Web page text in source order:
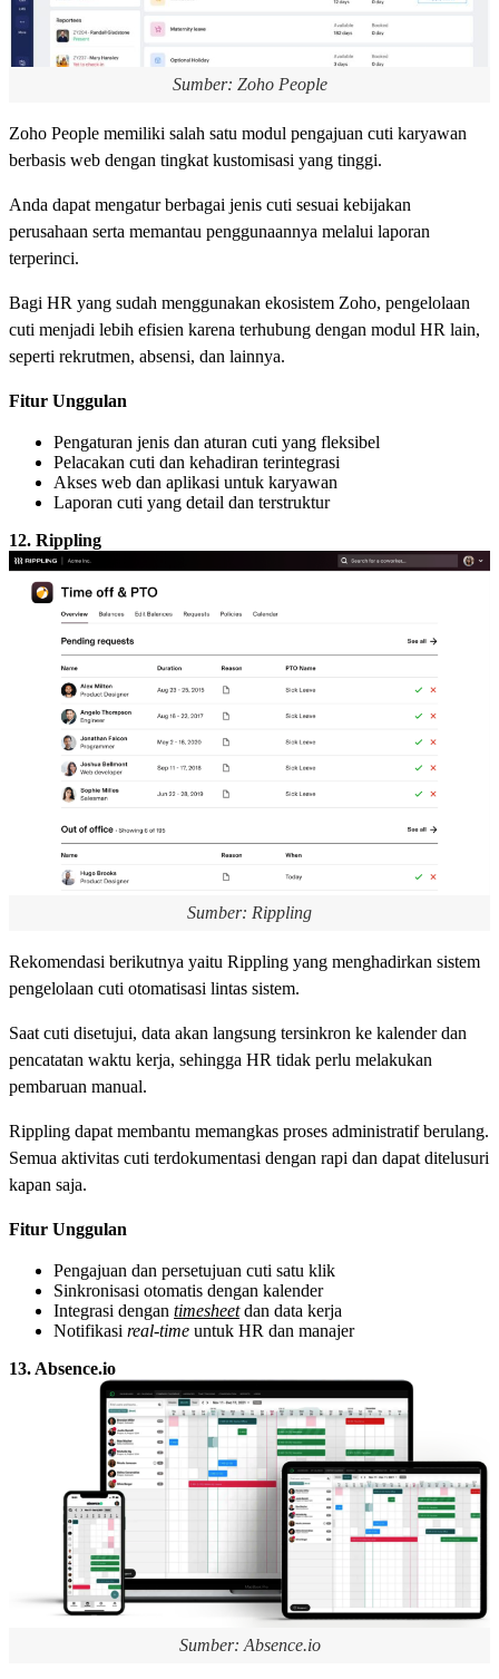
Sumber: Zoho People
Zoho People memiliki salah satu modul pengajuan cuti karyawan
berbasis web dengan tingkat kustomisasi yang tinggi.
Anda dapat mengatur berbagai jenis cuti sesuai kebijakan
perusahaan serta memantau penggunaannya melalui laporan
terperinci.
Bagi HR yang sudah menggunakan ekosistem Zoho, pengelolaan
cuti menjadi lebih efisien karena terhubung dengan modul HR lain,
seperti rekrutmen, absensi, dan lainnya.
Fitur Unggulan
Pengaturan jenis dan aturan cuti yang fleksibel
Pelacakan cuti dan kehadiran terintegrasi
Akses web dan aplikasi untuk karyawan
Laporan cuti yang detail dan terstruktur
12. Rippling
Sumber: Rippling
Rekomendasi berikutnya yaitu Rippling yang menghadirkan sistem
pengelolaan cuti otomatisasi lintas sistem.
Saat cuti disetujui, data akan langsung tersinkron ke kalender dan
pencatatan waktu kerja, sehingga HR tidak perlu melakukan
pembaruan manual.
Rippling dapat membantu memangkas proses administratif berulang.
Semua aktivitas cuti terdokumentasi dengan rapi dan dapat ditelusuri
kapan saja.
Fitur Unggulan
Pengajuan dan persetujuan cuti satu klik
Sinkronisasi otomatis dengan kalender
Integrasi dengan timesheet dan data kerja
Notifikasi real-time untuk HR dan manajer
13. Absence.io
Sumber: Absence.io